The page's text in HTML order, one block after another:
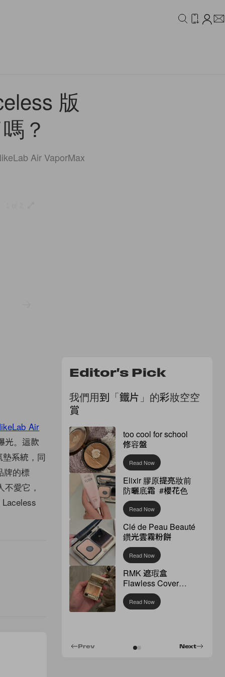
版
？
Air VaporMax
Air
光。這款
系統，同
牌的標
愛它，
Editor's Pick
我們用到「鐵片」的彩妝空空
賞
too cool for school
修容盤
Read Now
Elixir 膠原提亮妝前
防曬底霜 #櫻花色
Read Now
Clé de Peau Beauté
鑽光雲霧粉餅
Read Now
RMK 遮瑕盒
Flawless Cover
Concealer
Read Now
Next
Prev